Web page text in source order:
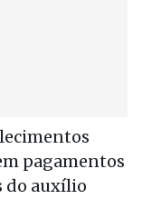
pagamentos
do auxílio